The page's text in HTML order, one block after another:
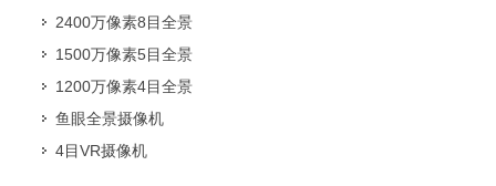
2400万像素8目全景
1500万像素5目全景
1200万像素4目全景
鱼眼全景摄像机
4目VR摄像机